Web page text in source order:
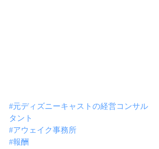
#元ディズニーキャストの経営コンサル
タント
#アウェイク事務所
#報酬